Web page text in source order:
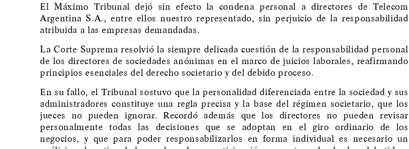
El Máximo Tribunal dejó sin efecto la condena personal a directores de Telecom
Argentina S.A., entre ellos nuestro representado, sin perjuicio de la responsabilidad
atribuida a las empresas demandadas.
La Corte Suprema resolvió la siempre delicada cuestión de la responsabilidad personal
de los directores de sociedades anónimas en el marco de juicios laborales, reafirmando
principios esenciales del derecho societario y del debido proceso.
En su fallo, el Tribunal sostuvo que la personalidad diferenciada entre la sociedad y sus
administradores constituye una regla precisa y la base del régimen societario, que los
jueces no pueden ignorar. Recordó además que los directores no pueden revisar
personalmente todas las decisiones que se adoptan en el giro ordinario de los
negocios, y que para poder responsabilizarlos en forma individual es necesario un